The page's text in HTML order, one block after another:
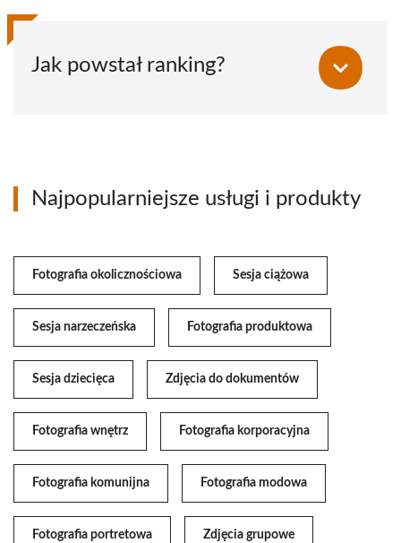
Jak powstał ranking?
Najpopularniejsze usługi i produkty
Fotografia okolicznościowa Sesja ciążowa
Sesja narzeczeńska Fotografia produktowa
Sesja dziecięca Zdjęcia do dokumentów
Fotografia wnętrz Fotografia korporacyjna
Fotografia komunijna Fotografia modowa
Fotografia portretowa Zdjęcia grupowe